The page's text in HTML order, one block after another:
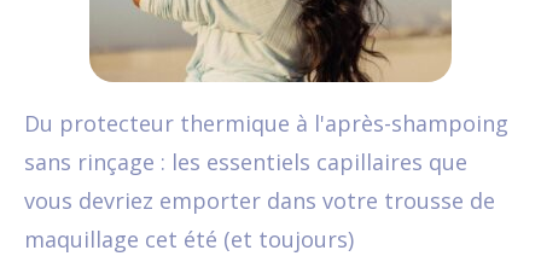
Du protecteur thermique à l'après-shampoing
sans rinçage : les essentiels capillaires que
vous devriez emporter dans votre trousse de
maquillage cet été (et toujours)